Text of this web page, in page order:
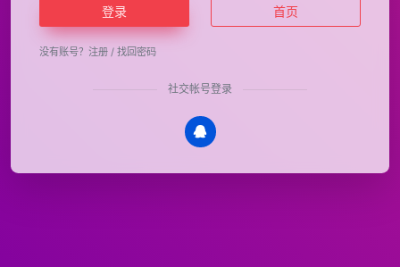
登录 首页
没有账号？ 注册 / 找回密码
社交帐号登录